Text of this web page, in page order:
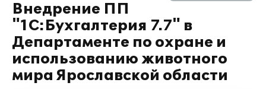
Внедрение ПП
"1С:Бухгалтерия 7.7" в
Департаменте по охране и
использованию животного
мира Ярославской области